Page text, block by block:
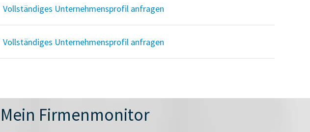
Vollständiges Unternehmensprofil anfragen
Vollständiges Unternehmensprofil anfragen
Mein Firmenmonitor